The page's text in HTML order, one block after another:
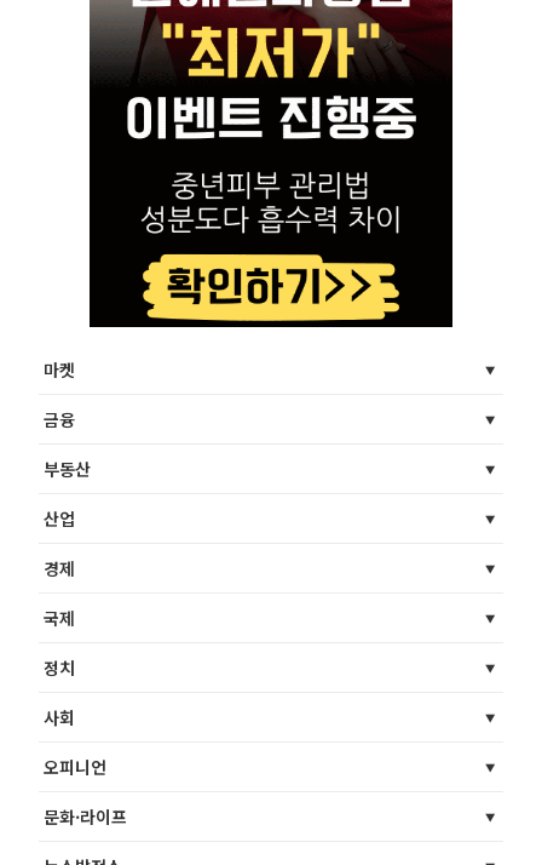
마켓
금융
부동산
산업
경제
국제
정치
사회
오피니언
문화·라이프